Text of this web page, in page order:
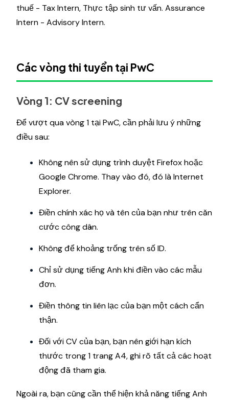
thuế - Tax Intern, Thực tập sinh tư vấn. Assurance
Intern - Advisory Intern.
Các vòng thi tuyển tại PwC
Vòng 1: CV screening
Để vượt qua vòng 1 tại PwC, cần phải lưu ý những
điều sau:
Không nên sử dụng trình duyệt Firefox hoặc
Google Chrome. Thay vào đó, đó là Internet
Explorer.
Điền chính xác họ và tên của bạn như trên căn
cước công dân.
Không để khoảng trống trên số ID.
Chỉ sử dụng tiếng Anh khi điền vào các mẫu
đơn.
Điền thông tin liên lạc của bạn một cách cẩn
thận.
Đối với CV của bạn, bạn nên giới hạn kích
thước trong 1 trang A4, ghi rõ tất cả các hoạt
động đã tham gia.
Ngoài ra, bạn cũng cần thể hiện khả năng tiếng Anh